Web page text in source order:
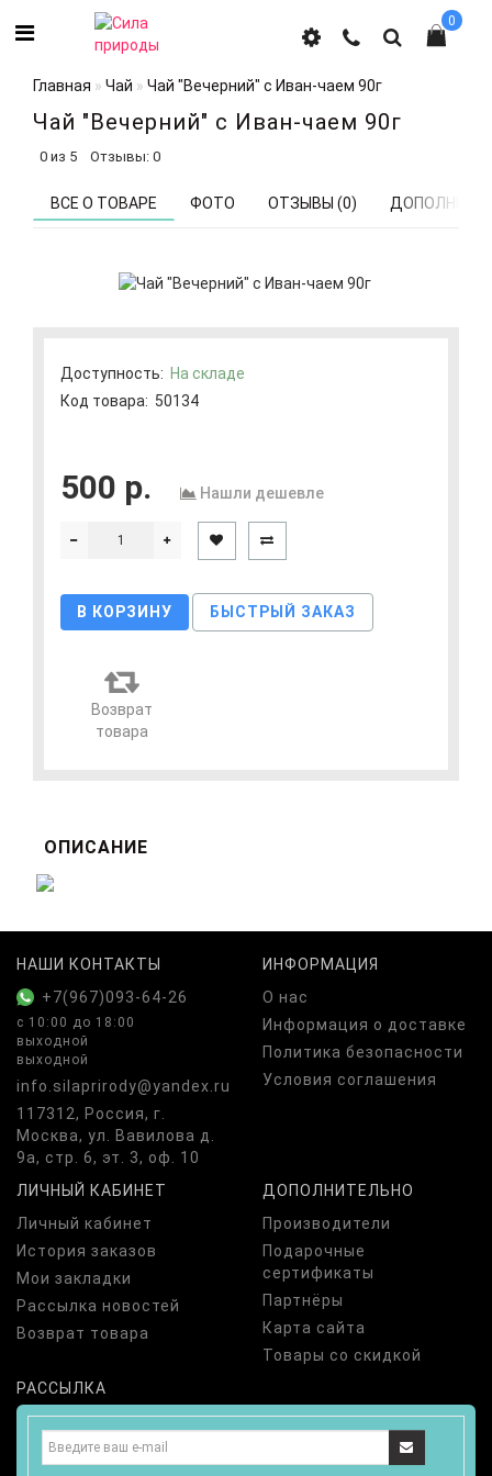
0
Главная Чай Чай "Вечерний" с Иван-чаем 90г
Чай "Вечерний" с Иван-чаем 90г
0 из 5 Отзывы: 0
ВСЕ О ТОВАРЕ ФОТО ОТЗЫВЫ (0)
Доступность: На складе
Код товара: 50134
500 р. Нашли дешевле
В КОРЗИНУ БЫСТРЫЙ ЗАКАЗ
Возврат
товара
ОПИСАНИЕ
НАШИ КОНТАКТЫ
+7(967)093-64-26
с 10:00 до 18:00
выходной
выходной
info.silaprirody@yandex.ru
117312, Россия, г.
Москва, ул. Вавилова д.
9а, стр. 6, эт. 3, оф. 10
ИНФОРМАЦИЯ
О нас
Информация о доставке
Политика безопасности
Условия соглашения
ЛИЧНЫЙ КАБИНЕТ
Личный кабинет
История заказов
Мои закладки
Рассылка новостей
Возврат товара
ДОПОЛНИТЕЛЬНО
Производители
Подарочные
сертификаты
Партнёры
Карта сайта
Товары со скидкой
РАССЫЛКА